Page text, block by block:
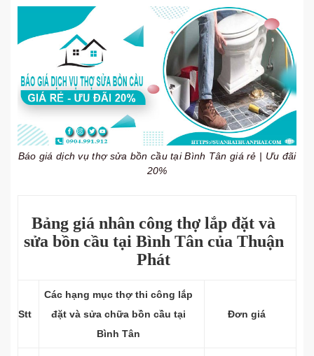
Báo giá dịch vụ thợ sửa bồn cầu tại Bình Tân giá rẻ | Ưu đãi
20%
Bảng giá nhân công thợ lắp đặt và
sửa bồn cầu tại Bình Tân của Thuận
Phát
Stt
Các hạng mục thợ thi công lắp
đặt và sửa chữa bồn cầu tại
Bình Tân
Đơn giá